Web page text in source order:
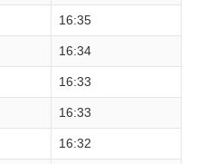
16:35
16:34
16:33
16:33
16:32